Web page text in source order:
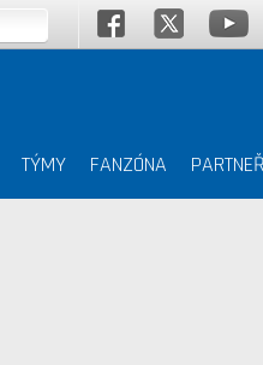
TÝMY FANZÓNA